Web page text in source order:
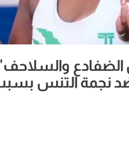
الضفادع
نجمة التنس